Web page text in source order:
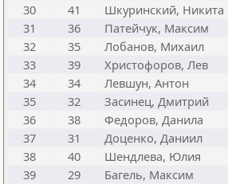
30
41 Шкуринский, Никита
31
36 Патейчук, Максим
32
35 Лобанов, Михаил
33
39 Христофоров, Лев
34
34 Левшун, Антон
35
32 Засинец, Дмитрий
36
38 Федоров, Данила
37
31 Доценко, Даниил
38
40 Шендлева, Юлия
39
29 Багель, Максим